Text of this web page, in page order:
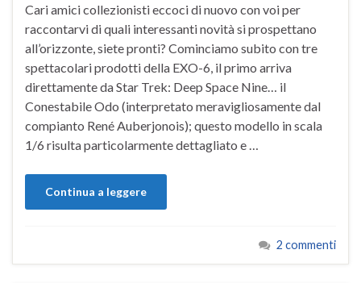
Cari amici collezionisti eccoci di nuovo con voi per
raccontarvi di quali interessanti novità si prospettano
all’orizzonte, siete pronti? Cominciamo subito con tre
spettacolari prodotti della EXO-6, il primo arriva
direttamente da Star Trek: Deep Space Nine… il
Conestabile Odo (interpretato meravigliosamente dal
compianto René Auberjonois); questo modello in scala
1/6 risulta particolarmente dettagliato e …
Continua a leggere
2 commenti